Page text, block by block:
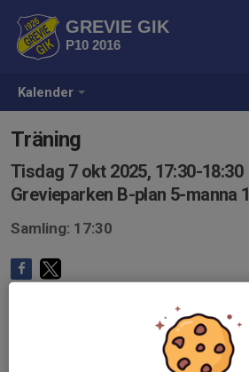
Kalender
GREVIE GIK
P10 2016
Träning
Tisdag 7 okt 2025, 17:30-18:30
Grevieparken B-plan 5-manna 1
Samling: 17:30